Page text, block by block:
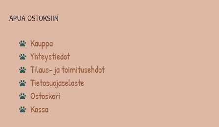
APUA OSTOKSIIN
Kauppa
Yhteystiedot
Tilaus- ja toimitusehdot
Tietosuojaseloste
Ostoskori
Kassa